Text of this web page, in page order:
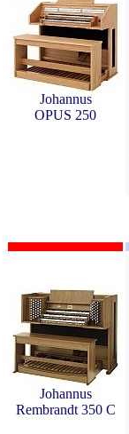
Johannus
OPUS 250
Johannus
Rembrandt 350 C